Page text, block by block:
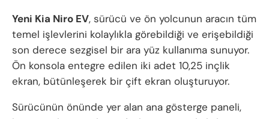
Yeni Kia Niro EV, sürücü ve ön yolcunun aracın tüm
temel işlevlerini kolaylıkla görebildiği ve erişebildiği
son derece sezgisel bir ara yüz kullanıma sunuyor.
Ön konsola entegre edilen iki adet 10,25 inçlik
ekran, bütünleşerek bir çift ekran oluşturuyor.
Sürücünün önünde yer alan ana gösterge paneli,